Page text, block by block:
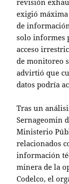
exigió
de
solo informes
acceso
de monitoreo
advirtió que
datos podría
Tras un
Sernageomin
Ministerio
relacionados
información
minera de la
Codelco, el